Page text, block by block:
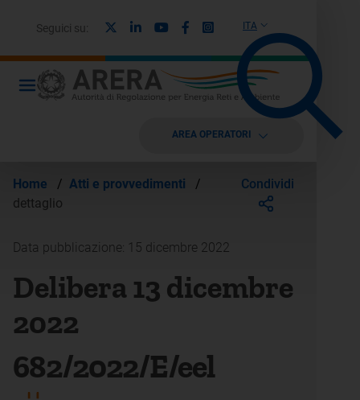
ITA
Seguici su: LinkedinYoutubeFacebook
Instagram
AREA OPERATORI
Home / Atti e provvedimenti
/
dettaglio
Condividi
Data pubblicazione: 15 dicembre 2022
Delibera 13 dicembre
2022
682/2022/E/eel